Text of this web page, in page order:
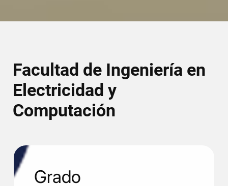
Facultad de Ingeniería en
Electricidad y
Computación
Grado